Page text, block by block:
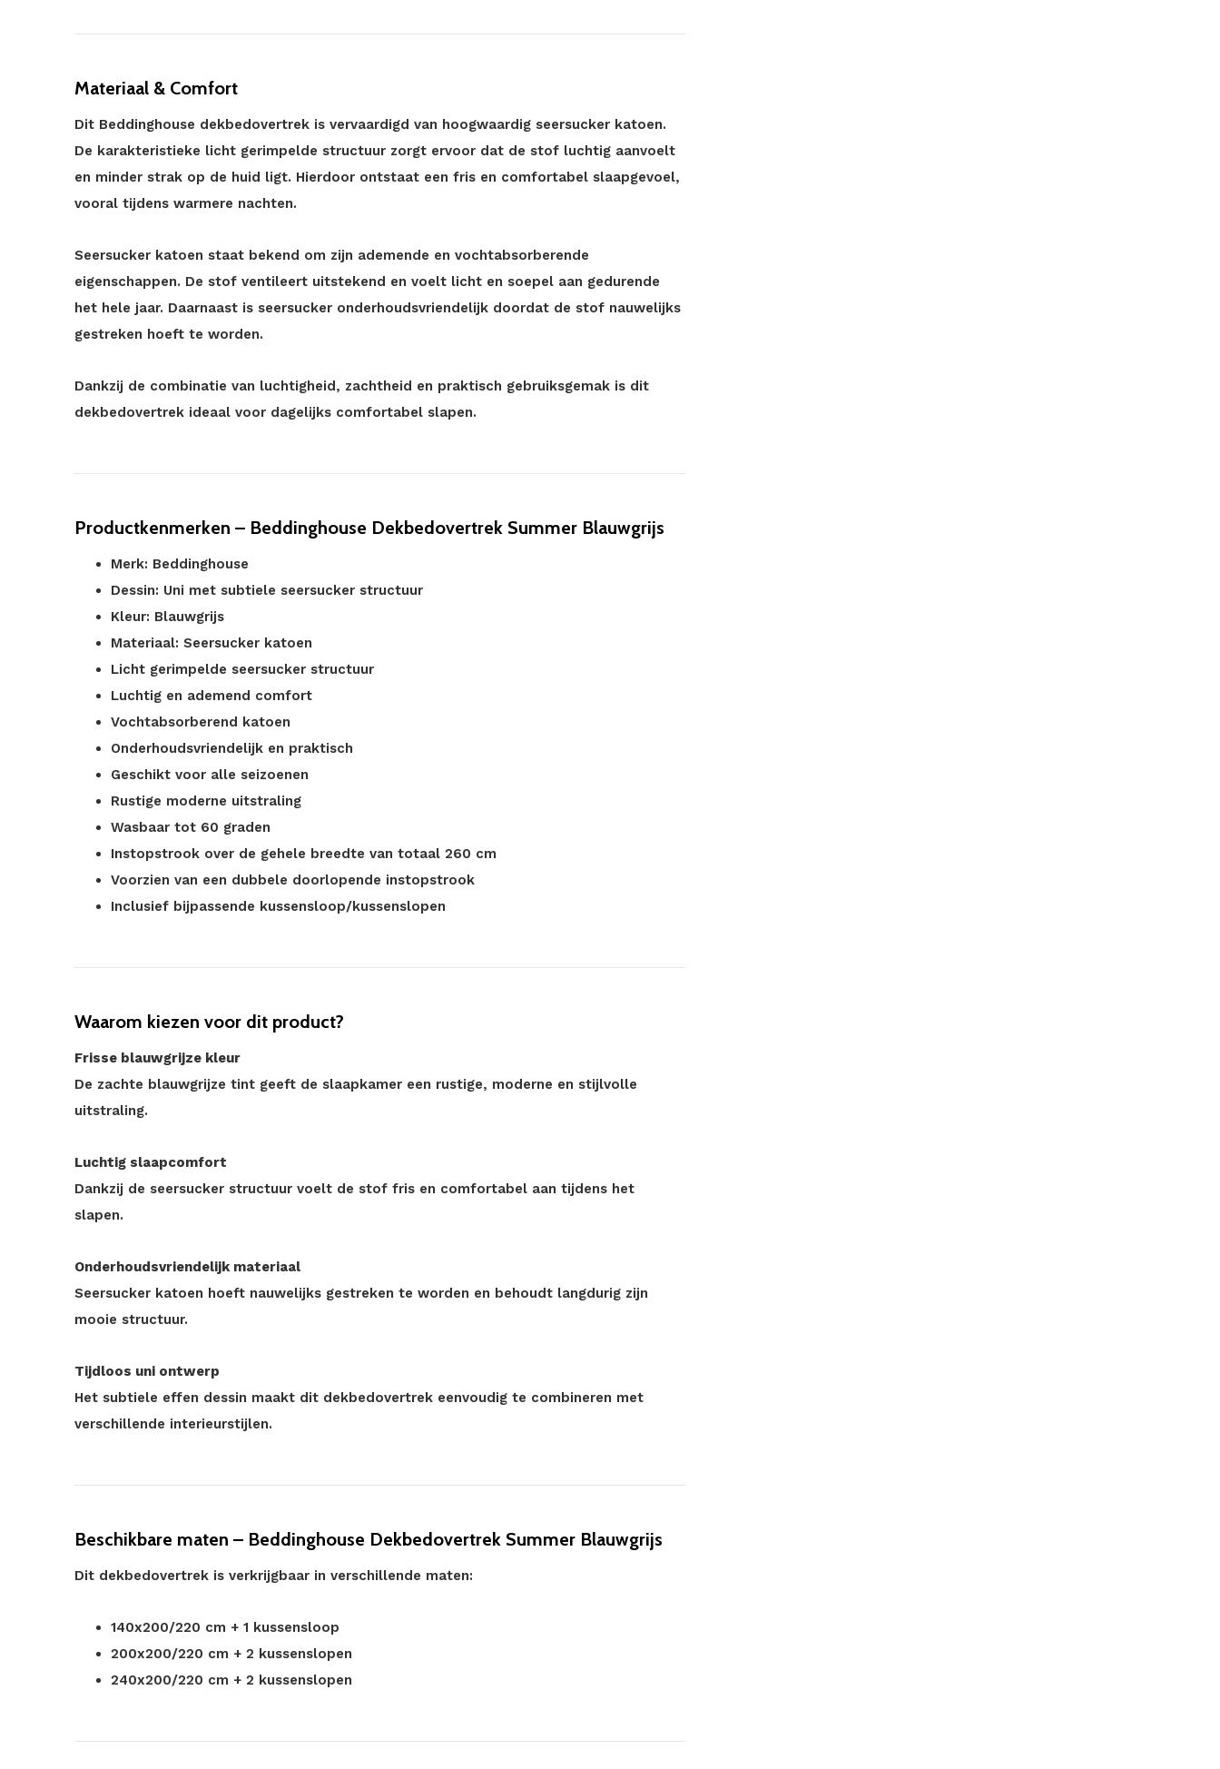
Materiaal & Comfort
Dit Beddinghouse dekbedovertrek is vervaardigd van hoogwaardig seersucker katoen.
De karakteristieke licht gerimpelde structuur zorgt ervoor dat de stof luchtig aanvoelt
en minder strak op de huid ligt. Hierdoor ontstaat een fris en comfortabel slaapgevoel,
vooral tijdens warmere nachten.
Seersucker katoen staat bekend om zijn ademende en vochtabsorberende
eigenschappen. De stof ventileert uitstekend en voelt licht en soepel aan gedurende
het hele jaar. Daarnaast is seersucker onderhoudsvriendelijk doordat de stof nauwelijks
gestreken hoeft te worden.
Dankzij de combinatie van luchtigheid, zachtheid en praktisch gebruiksgemak is dit
dekbedovertrek ideaal voor dagelijks comfortabel slapen.
Productkenmerken – Beddinghouse Dekbedovertrek Summer Blauwgrijs
Merk: Beddinghouse
Dessin: Uni met subtiele seersucker structuur
Kleur: Blauwgrijs
Materiaal: Seersucker katoen
Licht gerimpelde seersucker structuur
Luchtig en ademend comfort
Vochtabsorberend katoen
Onderhoudsvriendelijk en praktisch
Geschikt voor alle seizoenen
Rustige moderne uitstraling
Wasbaar tot 60 graden
Instopstrook over de gehele breedte van totaal 260 cm
Voorzien van een dubbele doorlopende instopstrook
Inclusief bijpassende kussensloop/kussenslopen
Waarom kiezen voor dit product?
Frisse blauwgrijze kleur
De zachte blauwgrijze tint geeft de slaapkamer een rustige, moderne en stijlvolle
uitstraling.
Luchtig slaapcomfort
Dankzij de seersucker structuur voelt de stof fris en comfortabel aan tijdens het
slapen.
Onderhoudsvriendelijk materiaal
Seersucker katoen hoeft nauwelijks gestreken te worden en behoudt langdurig zijn
mooie structuur.
Tijdloos uni ontwerp
Het subtiele effen dessin maakt dit dekbedovertrek eenvoudig te combineren met
verschillende interieurstijlen.
Beschikbare maten – Beddinghouse Dekbedovertrek Summer Blauwgrijs
Dit dekbedovertrek is verkrijgbaar in verschillende maten:
140x200/220 cm + 1 kussensloop
200x200/220 cm + 2 kussenslopen
240x200/220 cm + 2 kussenslopen